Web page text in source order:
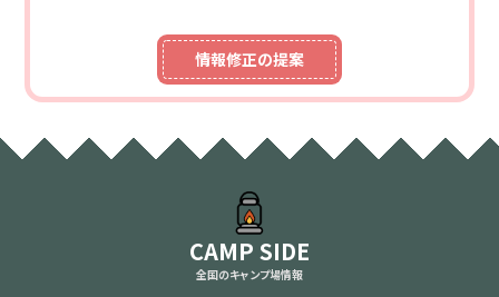
情報修正の提案
CAMP SIDE
全国のキャンプ場情報